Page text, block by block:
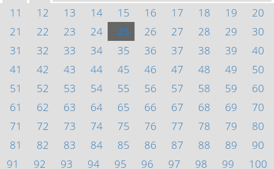
11
12 13 14 15 16 17 18 19
20
21
22 23 24 25 26 27 28 29
30
31
32 33 34 35 36 37 38 39
40
41
42 43 44 45 46 47 48 49
50
51
52 53 54 55 56 57 58 59
60
61
62 63 64 65 66 67 68 69
70
71
72 73 74 75 76 77 78 79
80
81
82 83 84 85 86 87 88 89
90
91
92 93 94 95 96 97 98 99
100